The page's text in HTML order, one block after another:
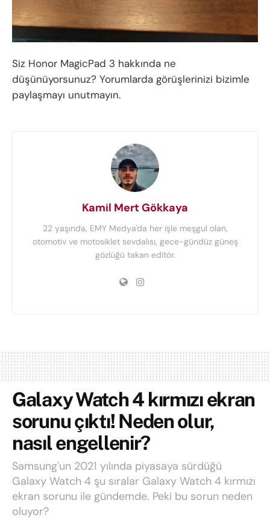
Siz Honor MagicPad 3 hakkında ne
düşünüyorsunuz? Yorumlarda görüşlerinizi bizimle
paylaşmayı unutmayın.
Kamil Mert Gökkaya
22 yaşında, EMY Medya'da her işle meşgul olan,
otomotiv ve motosiklet sevdalısı, gece-gündüz güneş
gözlüğü takan editör.
Galaxy Watch 4 kırmızı ekran
sorunu çıktı! Neden olur,
nasıl engellenir?
Samsung'un 2021 yılında piyasaya sürdüğü
Galaxy Watch 4 şu sıralar Galaxy Watch 4 kırmızı
ekran sorunu ile gündemde. Peki bu sorun neden
oluyor?